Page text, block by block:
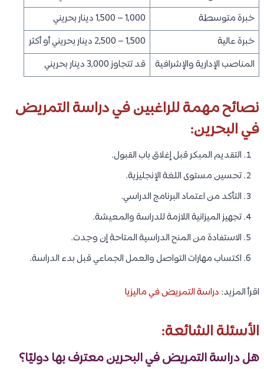
المستندات المطلوبة للحصول على الفيزا:
جواز سفر ساري المفعول.
خطاب القبول الجامعي.
إثبات القدرة المالية.
شهادة الفحص الطبي.
التأمين الصحي.
إثبات السكن.
استمارة طلب التأشيرة.
خطوات التقديم على الفيزا:
الحصول على قبول جامعي رسمي.
رفع المستندات المطلوبة.
انتظار الموافقة.
استكمال إجراءات الإقامة بعد الوصول إلى البحرين.